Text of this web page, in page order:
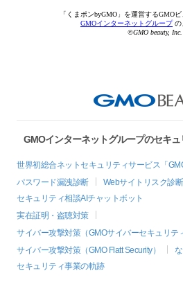
「くまポンbyGMO」を運営するGMO
GMOインターネットグループの
©GMO beauty, Inc.
GMOインターネットグループのセキ
世界初総合ネットセキュリティサービス「
パスワード漏洩診断
Webサイトリスク診断
セキュリティ相談AIチャットボット
実在証明・盗聴対策
サイバー攻撃対策（GMOサイバーセキュリテ
サイバー攻撃対策（GMO Flatt Security）
セキュリティ事業の軌跡